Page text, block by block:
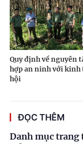
Quy định về nguyên
hợp an ninh với kinh
hội
ĐỌC THÊM
Danh mục trang